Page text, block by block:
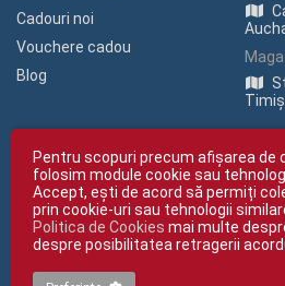
Cadouri noi
Vouchere cadou
Blog
Copyright © giftexpress.ro | Toate drepturile
giftexpress.ro aparține de Fun Design SRL
giftexpress.ro folosește cookie-uri. Prețurile
Pentru scopuri precum afișarea de
folosim module cookie sau
Accept, ești de acord să permiți
prin cookie-uri sau tehnologii
Politica de Cookies mai multe
despre posibilitatea retragerii